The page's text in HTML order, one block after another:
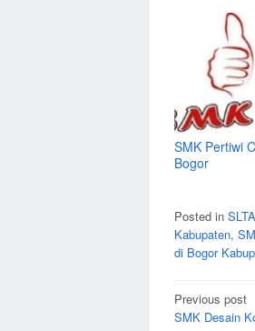
SMK Pertiwi
Bogor
Posted in
Kabupaten,
di Bogor
Post
Previous post
SMK Desain